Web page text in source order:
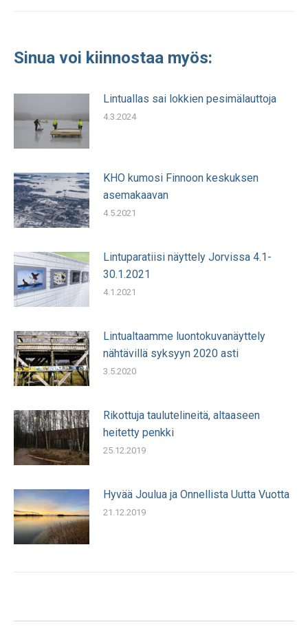
Sinua voi kiinnostaa myös:
Lintuallas sai lokkien pesimälauttoja
4.3.2024
KHO kumosi Finnoon keskuksen
asemakaavan
4.5.2021
Lintuparatiisi näyttely Jorvissa 4.1-
30.1.2021
4.1.2021
Lintualtaamme luontokuvanäyttely
nähtävillä syksyyn 2020 asti
3.5.2020
Rikottuja taulutelineitä, altaaseen
heitetty penkki
25.12.2019
Hyvää Joulua ja Onnellista Uutta Vuotta
21.12.2019